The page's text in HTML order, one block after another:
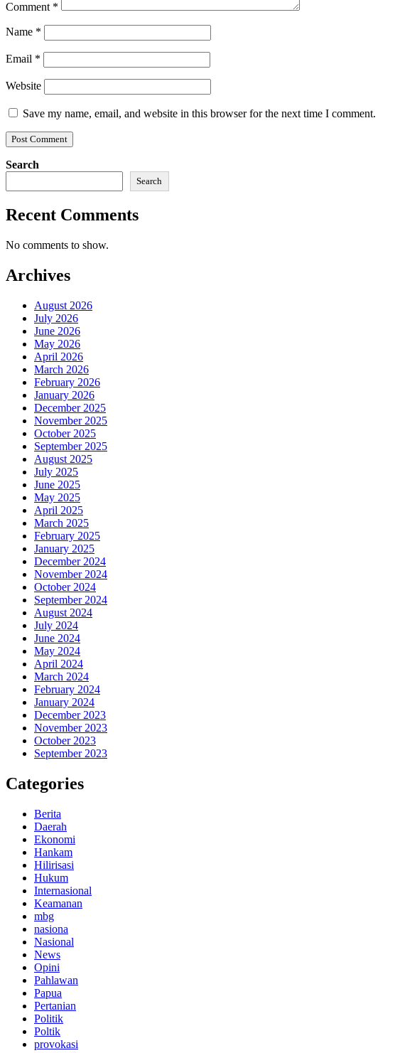
Comment *
Name *
Email *
Website
Save my name, email, and website in this browser for the next time I comment.
Search
Search
Recent Comments
No comments to show.
Archives
August 2026
July 2026
June 2026
May 2026
April 2026
March 2026
February 2026
January 2026
December 2025
November 2025
October 2025
September 2025
August 2025
July 2025
June 2025
May 2025
April 2025
March 2025
February 2025
January 2025
December 2024
November 2024
October 2024
September 2024
August 2024
July 2024
June 2024
May 2024
April 2024
March 2024
February 2024
January 2024
December 2023
November 2023
October 2023
September 2023
Categories
Berita
Daerah
Ekonomi
Hankam
Hilirisasi
Hukum
Internasional
Keamanan
mbg
nasiona
Nasional
News
Opini
Pahlawan
Papua
Pertanian
Politik
Poltik
provokasi